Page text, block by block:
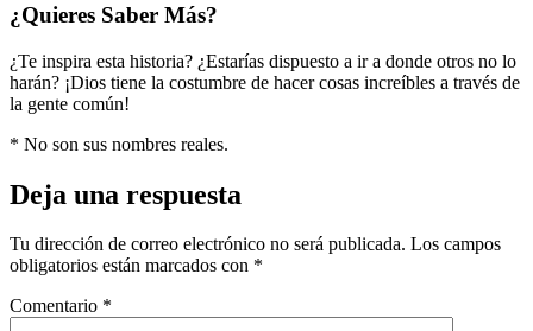
¿Quieres Saber Más?
¿Te inspira esta historia? ¿Estarías dispuesto a ir a donde otros no lo
harán? ¡Dios tiene la costumbre de hacer cosas increíbles a través de
la gente común!
* No son sus nombres reales.
Deja una respuesta
Tu dirección de correo electrónico no será publicada. Los campos
obligatorios están marcados con *
Comentario *